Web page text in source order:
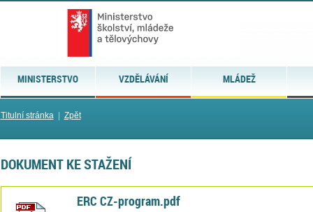
MINISTERSTVO VZDĚLÁVÁNÍ MLÁDEŽ
Titulní stránka| Zpět
DOKUMENT KE STAŽENÍ
ERC CZ-program.pdf